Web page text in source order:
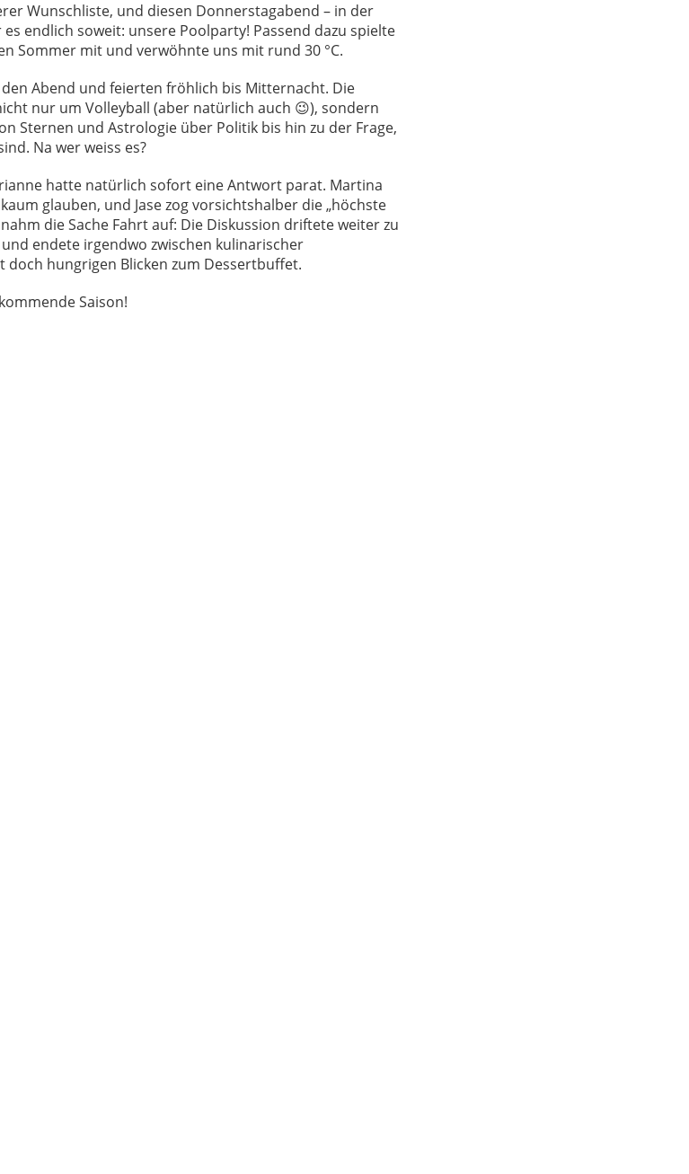
Wunschliste, und diesen Donnerstagabend – in der
endlich soweit: unsere Poolparty! Passend dazu spielte
Sommer mit und verwöhnte uns mit rund 30 °C.
Abend und feierten fröhlich bis Mitternacht. Die
nur um Volleyball (aber natürlich auch 😉), sondern
Sternen und Astrologie über Politik bis hin zu der Frage,
Na wer weiss es?
hatte natürlich sofort eine Antwort parat. Martina
glauben, und Jase zog vorsichtshalber die „höchste
nahm die Sache Fahrt auf: Die Diskussion driftete weiter zu
endete irgendwo zwischen kulinarischer
doch hungrigen Blicken zum Dessertbuffet.
Saison!